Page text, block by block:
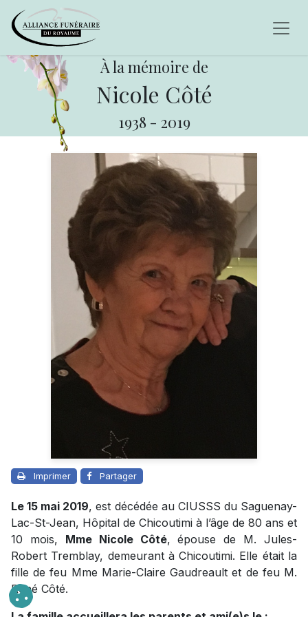
À la mémoire de
Nicole Côté
1938 - 2019
Imprimer Partager
Le 15 mai 2019, est décédée au CIUSSS du Saguenay-
Lac-St-Jean, Hôpital de Chicoutimi à l’âge de 80 ans et
10 mois, Mme Nicole Côté, épouse de M. Jules-
Robert Tremblay, demeurant à Chicoutimi. Elle était la
fille de feu Mme Marie-Claire Gaudreault et de feu M.
René Côté.